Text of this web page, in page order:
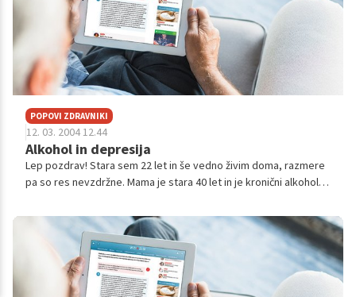
POPOVI ZDRAVNIKI
12. 03. 2004 12.44
Alkohol in depresija
Lep pozdrav! Stara sem 22 let in še vedno živim doma, razmere
pa so res nevzdržne. Mama je stara 40 let in je kronični alkoholik,
psihi...